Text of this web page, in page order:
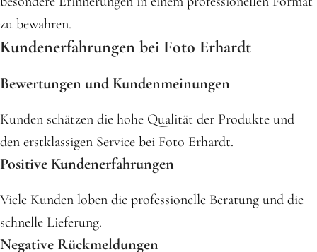
zu bewahren.
Kundenerfahrungen bei Foto Erhardt
Bewertungen und Kundenmeinungen
Kunden schätzen die hohe Qualität der Produkte und
den erstklassigen Service bei Foto Erhardt.
Positive Kundenerfahrungen
Viele Kunden loben die professionelle Beratung und die
schnelle Lieferung.
Negative Rückmeldungen